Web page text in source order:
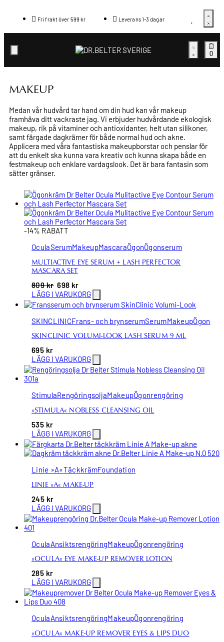
Fri frakt över 599 kr Leverans 1-3 dagar
0
MAKEUP
Medan vår hudvård tar hand om din hud kan vår makeup
framhäva ditt vackraste jag. Vi erbjuder hudvårdande ekologisk
makeup, rik på vitaminer och antioxidanter, helt utan silikoner,
samt färgade dagkrämer för både normal hud och akne.
Applicera med våra fantastiska makeupborstar och penslar för
att du enkelt ska kunna vara kreativ och kunna skapa både en
festmakeup och enklare vardagslook. Det är bara fantasin som
sätter gränser.
-14% RABATT
OculaSerumMakeupMascaraÖgonÖgonserum
MULTIACTIVE EYE SERUM + LASH PERFECTOR
MASCARA SET
809kr 698 kr
LÄGG I VARUKORG
SKINCLINICFrans- och brynserumSerumMakeupÖgon
SKINCLINIC VOLUMI-LOOK LASH SERUM 9 ML
695 kr
LÄGG I VARUKORG
StimulaRengöringsoljaMakeupÖgonrengöring
»STIMULA« NOBLESS CLEANSING OIL
535 kr
LÄGG I VARUKORG
Linie »A«TäckkrämFoundation
LINIE »A« MAKE-UP
245 kr
LÄGG I VARUKORG
OculaAnsiktsrengöringMakeupÖgonrengöring
»OCULA« EYE MAKE-UP REMOVER LOTION
285 kr
LÄGG I VARUKORG
OculaAnsiktsrengöringMakeupÖgonrengöring
»OCULA« MAKE-UP REMOVER EYES & LIPS DUO